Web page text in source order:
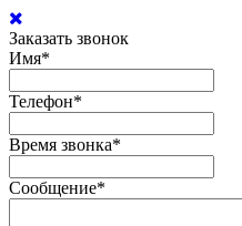
Заказать звонок
Имя*
Телефон*
Время звонка*
Сообщение*